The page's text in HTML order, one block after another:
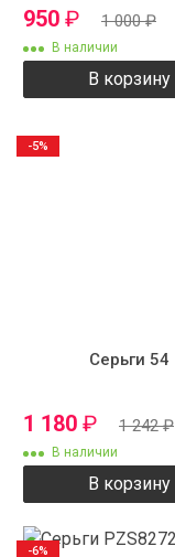
950 ₽ 1 000₽
В наличии
В корзину
Серьги 54
1 180 ₽ 1 242₽
В наличии
В корзину
-5%
-6%